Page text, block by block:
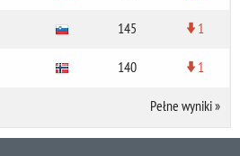
145 1
140 1
Pełne wyniki»